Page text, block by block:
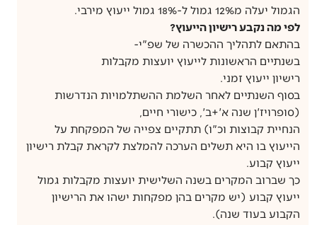
הגמול יעלה מ12% גמול ל-18% גמול ייעוץ מירבי.
לפי מה נקבע רישיון הייעוץ?
בהתאם לתהליך ההכשרה של שפ"י-
בשנתיים הראשונות לייעוץ יועצות מקבלות
רישיון ייעוץ זמני.
בסוף השנתיים לאחר השלמת ההשתלמויות הנדרשות
(סופרויז'ן שנה א'+ב', כישורי חיים,
הנחיית קבוצות וכ"ו) תתקיים צפייה של המפקחת על
הייעוץ בו היא תשלים הערכה להמלצת לקראת קבלת רישיון
ייעוץ קבוע.
כך שברוב המקרים בשנה השלישית יועצות מקבלות גמול
ייעוץ קבוע (יש מקרים בהן מפקחות ישהו את הרישיון
הקבוע בעוד שנה).